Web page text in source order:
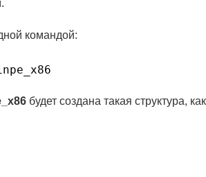
командой:
будет создана такая структура,